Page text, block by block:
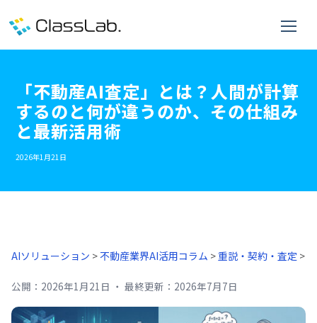
「不動産AI査定」とは？人間が計算
するのと何が違うのか、その仕組み
と最新活用術
2026年1月21日
AIソリューション >不動産業界AI活用コラム >重説・契約・査定 >
公開： 2026年1月21日 ・ 最終更新： 2026年7月7日